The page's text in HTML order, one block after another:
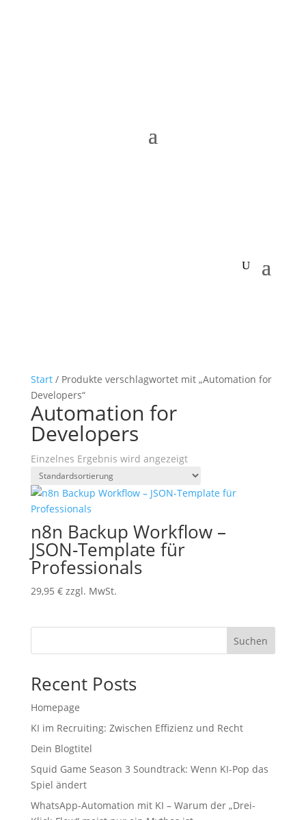
Start/ Produkte verschlagwortet mit „Automation for
Developers“
Automation for
Developers
Einzelnes Ergebnis wird angezeigt
n8n Backup Workflow –
JSON-Template für
Professionals
29,95 € zzgl. MwSt.
Suchen
Recent Posts
Homepage
KI im Recruiting: Zwischen Effizienz und Recht
Dein Blogtitel
Squid Game Season 3 Soundtrack: Wenn KI-Pop das
Spiel ändert
WhatsApp-Automation mit KI – Warum der „Drei-